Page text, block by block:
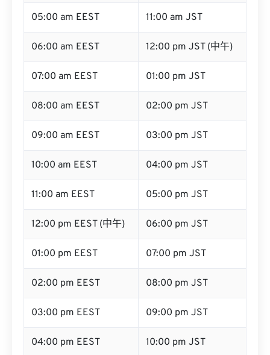
05:00 am EEST 11:00 am JST
06:00 am EEST 12:00 pm JST (中午)
07:00 am EEST 01:00 pm JST
08:00 am EEST 02:00 pm JST
09:00 am EEST 03:00 pm JST
10:00 am EEST 04:00 pm JST
11:00 am EEST 05:00 pm JST
12:00 pm EEST (中午) 06:00 pm JST
01:00 pm EEST 07:00 pm JST
02:00 pm EEST 08:00 pm JST
03:00 pm EEST 09:00 pm JST
04:00 pm EEST 10:00 pm JST